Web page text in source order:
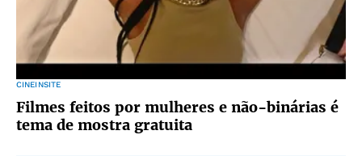
CINEINSITE
Filmes feitos por mulheres e não-binárias é
tema de mostra gratuita